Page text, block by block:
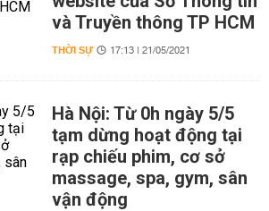
và Truyền thông TP HCM
THỜI SỰ 17:13 | 21/05/2021
Hà Nội: Từ 0h ngày 5/5
tạm dừng hoạt động tại
rạp chiếu phim, cơ sở
massage, spa, gym, sân
vận động